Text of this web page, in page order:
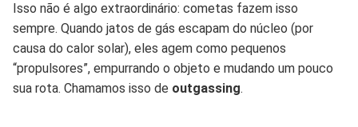
Isso não é algo extraordinário: cometas fazem isso
sempre. Quando jatos de gás escapam do núcleo (por
causa do calor solar), eles agem como pequenos
“propulsores”, empurrando o objeto e mudando um pouco
sua rota. Chamamos isso de outgassing.